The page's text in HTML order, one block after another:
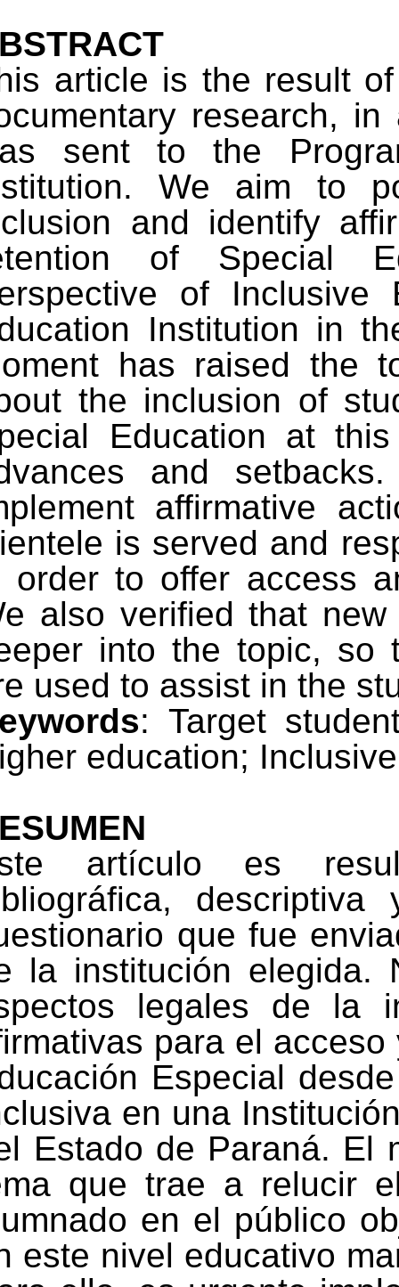
article is the result
research,
sent to the
We aim to
and identify
of Special
of
Institution in
has raised the
the inclusion of
Education at
and
affirmative
is served and
order to offer access
also verified that
into the topic, so
used to assist in the
: Target
education;
artículo es
que fue
la institución elegida.
legales de la
para el
Especial
en una
Estado de Paraná. El
que trae a relucir
en el público
este nivel educativo